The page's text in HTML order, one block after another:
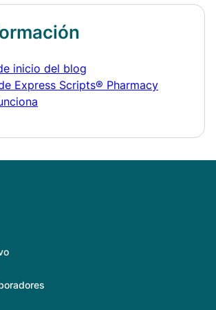
inicio del blog
Express Scripts® Pharmacy